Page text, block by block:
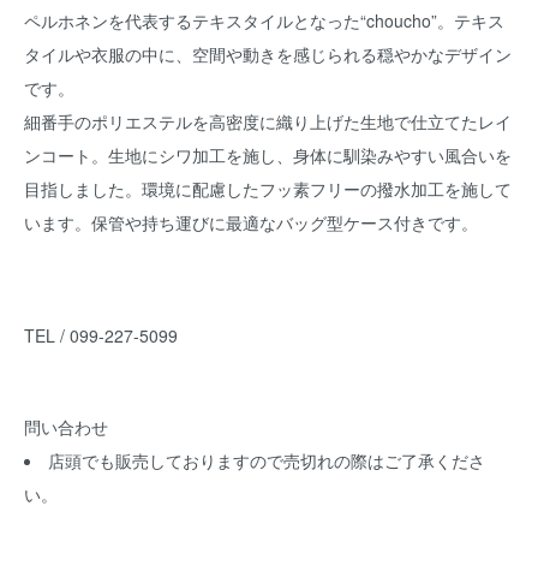
ペルホネンを代表するテキスタイルとなった“choucho”。テキス
タイルや衣服の中に、空間や動きを感じられる穏やかなデザイン
です。
細番手のポリエステルを高密度に織り上げた生地で仕立てたレイ
ンコート。生地にシワ加工を施し、身体に馴染みやすい風合いを
目指しました。環境に配慮したフッ素フリーの撥水加工を施して
います。保管や持ち運びに最適なバッグ型ケース付きです。
TEL / 099-227-5099
問い合わせ
店頭でも販売しておりますので売切れの際はご了承くださ
い。